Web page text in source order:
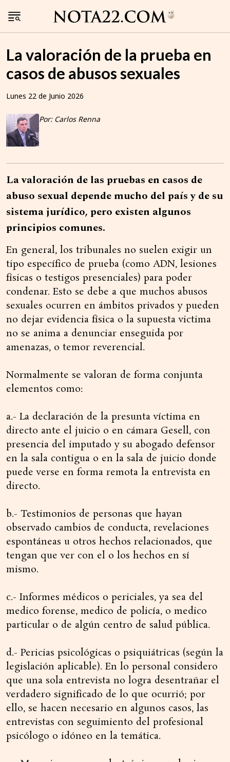
La valoración de la prueba en
casos de abusos sexuales
Lunes 22 de Junio 2026
Por: Carlos Renna
La valoración de las pruebas en casos de
abuso sexual depende mucho del país y de su
sistema jurídico, pero existen algunos
principios comunes.
En general, los tribunales no suelen exigir un
tipo específico de prueba (como ADN, lesiones
físicas o testigos presenciales) para poder
condenar. Esto se debe a que muchos abusos
sexuales ocurren en ámbitos privados y pueden
no dejar evidencia física o la supuesta victima
no se anima a denunciar enseguida por
amenazas, o temor reverencial.
Normalmente se valoran de forma conjunta
elementos como:
a.- La declaración de la presunta víctima en
directo ante el juicio o en cámara Gesell, con
presencia del imputado y su abogado defensor
en la sala contigua o en la sala de juicio donde
puede verse en forma remota la entrevista en
directo.
b.- Testimonios de personas que hayan
observado cambios de conducta, revelaciones
espontáneas u otros hechos relacionados, que
tengan que ver con el o los hechos en sí
mismo.
c.- Informes médicos o periciales, ya sea del
medico forense, medico de policía, o medico
particular o de algún centro de salud pública.
d.- Pericias psicológicas o psiquiátricas (según la
legislación aplicable). En lo personal considero
que una sola entrevista no logra desentrañar el
verdadero significado de lo que ocurrió; por
ello, se hacen necesario en algunos casos, las
entrevistas con seguimiento del profesional
psicólogo o idóneo en la temática.